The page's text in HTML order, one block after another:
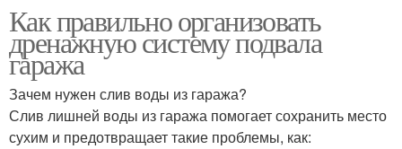
Как правильно организовать
дренажную систему подвала
гаража
Зачем нужен слив воды из гаража?
Слив лишней воды из гаража помогает сохранить место
сухим и предотвращает такие проблемы, как: